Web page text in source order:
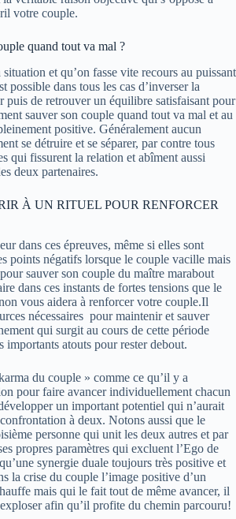
votre couple.
quand tout va mal ?
et qu’on fasse vite recours au puissant
possible dans tous les cas d’inverser la
puis de retrouver un équilibre satisfaisant pour
sauver son couple quand tout va mal et au
positive. Généralement aucun
se détruire et se séparer, par contre tous
qui fissurent la relation et abîment aussi
deux partenaires.
À UN RITUEL POUR RENFORCER
dans ces épreuves, même si elles sont
points négatifs lorsque le couple vacille mais
sauver son couple du maître marabout
dans ces instants de fortes tensions que le
vous aidera à renforcer votre couple.Il
nécessaires pour maintenir et sauver
qui surgit au cours de cette période
importants atouts pour rester debout.
du couple » comme ce qu’il y a
pour faire avancer individuellement chacun
un important potentiel qui n’aurait
à deux. Notons aussi que le
personne qui unit les deux autres et par
propres paramètres qui excluent l’Ego de
synergie duale toujours très positive et
la crise du couple l’image positive d’un
mais qui le fait tout de même avancer, il
afin qu’il profite du chemin parcouru!